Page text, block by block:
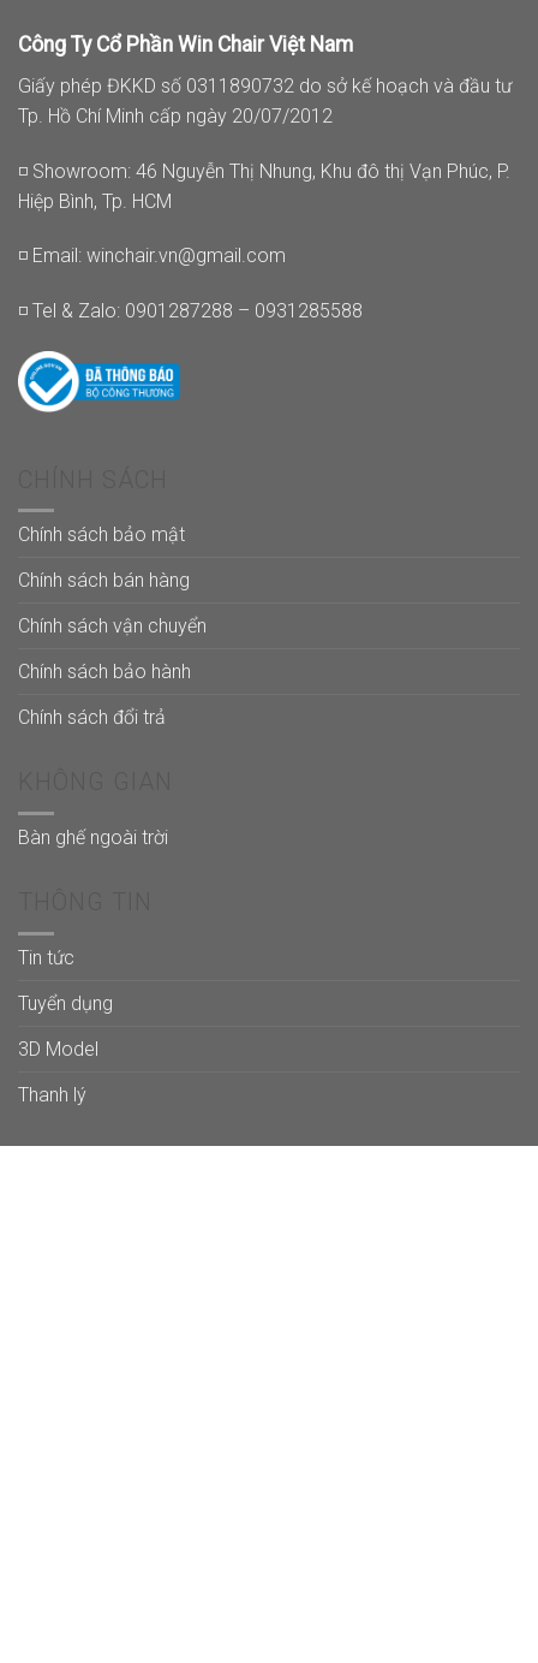
Công Ty Cổ Phần Win Chair Việt Nam
Giấy phép ĐKKD số 0311890732 do sở kế hoạch và đầu tư
Tp. Hồ Chí Minh cấp ngày 20/07/2012
◽ Showroom: 46 Nguyễn Thị Nhung, Khu đô thị Vạn Phúc, P.
Hiệp Bình, Tp. HCM
◽ Email: winchair.vn@gmail.com
◽ Tel & Zalo: 0901287288 – 0931285588
Chính sách bảo mật
Chính sách bán hàng
Chính sách vận chuyển
Chính sách bảo hành
Chính sách đổi trả
Bàn ghế ngoài trời
Tin tức
Tuyển dụng
3D Model
Thanh lý